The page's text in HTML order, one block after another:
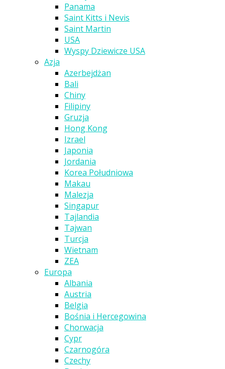
Panama
Saint Kitts i Nevis
Saint Martin
USA
Wyspy Dziewicze USA
Azja
Azerbejdżan
Bali
Chiny
Filipiny
Gruzja
Hong Kong
Izrael
Japonia
Jordania
Korea Południowa
Makau
Malezja
Singapur
Tajlandia
Tajwan
Turcja
Wietnam
ZEA
Europa
Albania
Austria
Belgia
Bośnia i Hercegowina
Chorwacja
Cypr
Czarnogóra
Czechy